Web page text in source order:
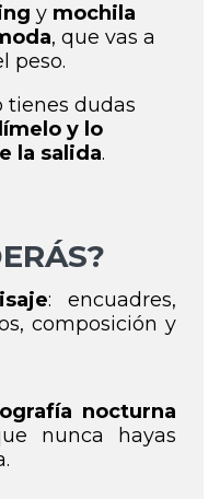
y mochila
, que vas a
peso.
tienes dudas
y lo
la salida.
: encuadres,
composición y
nocturna
nunca hayas